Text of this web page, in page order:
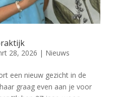
28, 2026 | Nieuws
een nieuw gezicht in de
graag even aan je voor